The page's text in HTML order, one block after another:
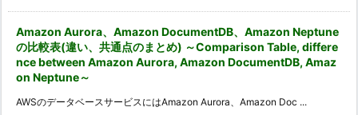
Amazon Aurora、Amazon DocumentDB、Amazon Neptune
の比較表(違い、共通点のまとめ) ～Comparison Table, differe
nce between Amazon Aurora, Amazon DocumentDB, Amaz
on Neptune～
AWSのデータベースサービスにはAmazon Aurora、Amazon Doc ...